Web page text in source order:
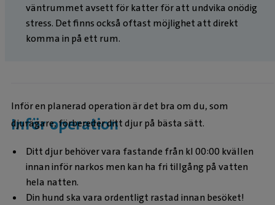
väntrummet avsett för katter för att undvika onödig
stress. Det finns också oftast möjlighet att direkt
komma in på ett rum.
Inför operation
Inför en planerad operation är det bra om du, som
djurägare, förbereder ditt djur på bästa sätt.
Ditt djur behöver vara fastande från kl 00:00 kvällen
innan inför narkos men kan ha fri tillgång på vatten
hela natten.
Din hund ska vara ordentligt rastad innan besöket!